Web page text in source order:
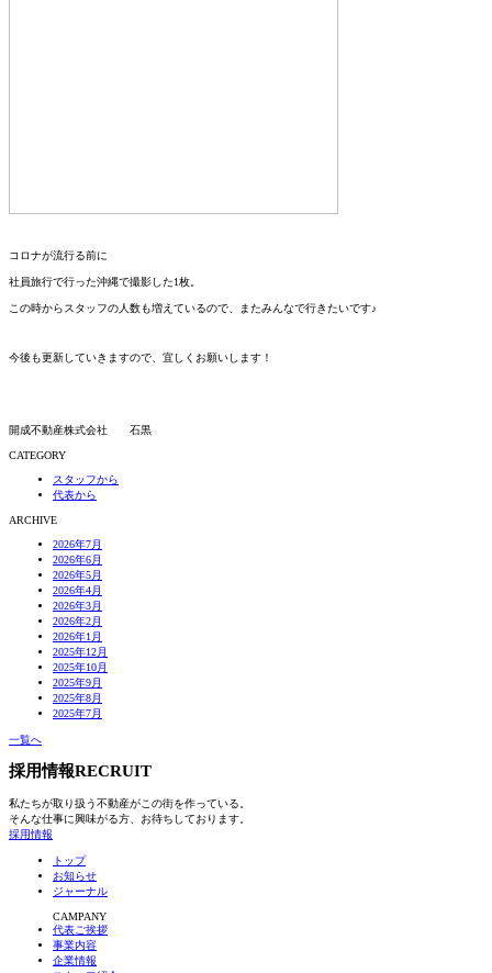
コロナが流行る前に
社員旅行で行った沖縄で撮影した1枚。
この時からスタッフの人数も増えているので、またみんなで行きたいです♪
今後も更新していきますので、宜しくお願いします！
開成不動産株式会社 石黒
CATEGORY
スタッフから
代表から
ARCHIVE
2026年7月
2026年6月
2026年5月
2026年4月
2026年3月
2026年2月
2026年1月
2025年12月
2025年10月
2025年9月
2025年8月
2025年7月
一覧へ
採用情報RECRUIT
私たちが取り扱う不動産がこの街を作っている。
そんな仕事に興味がる方、お待ちしております。
採用情報
トップ
お知らせ
ジャーナル
CAMPANY
代表ご挨拶
事業内容
企業情報